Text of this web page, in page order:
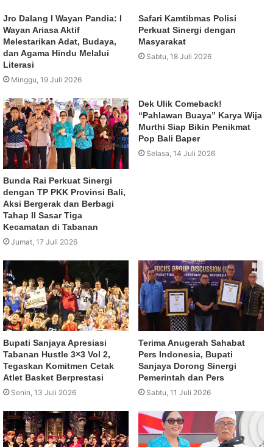
Jro Dalang I Wayan Pandia: I
Wayan Ariasa Aktif
Melestarikan Adat, Budaya,
dan Agama Hindu Melalui
Literasi
Minggu, 19 Juli 2026
Safari Kamtibmas Polisi
Perkuat Sinergi dengan
Masyarakat
Sabtu, 18 Juli 2026
Bunda Rai Perkuat Sinergi
dengan TP PKK Provinsi Bali,
Aksi Bergerak dan Berbagi
Tahap II Sasar Tiga
Kecamatan di Tabanan
Jumat, 17 Juli 2026
Dek Ulik Comeback!
“Pahlawan Buaya” Karya Wija
Murthi Siap Bikin Penikmat
Pop Bali Baper
Selasa, 14 Juli 2026
Bupati Sanjaya Apresiasi
Tabanan Hustle 3×3 Vol 2,
Tegaskan Komitmen Cetak
Atlet Basket Berprestasi
Senin, 13 Juli 2026
Terima Anugerah Sahabat
Pers Indonesia, Bupati
Sanjaya Dorong Sinergi
Pemerintah dan Pers
Sabtu, 11 Juli 2026